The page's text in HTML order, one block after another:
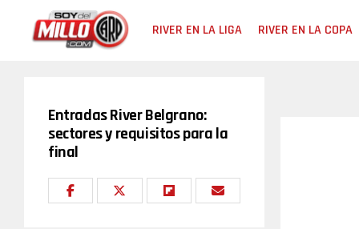
RIVER EN LA LIGA RIVER EN LA COPA
Entradas River Belgrano:
sectores y requisitos para la
final